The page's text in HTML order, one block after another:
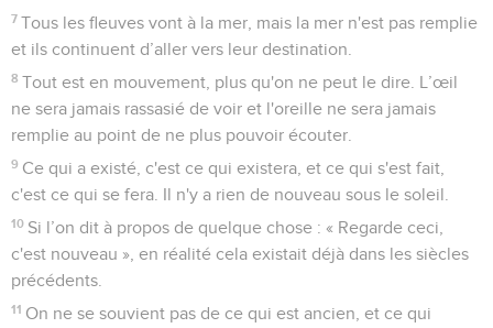
7 Tous les fleuves vont à la mer, mais la mer n'est pas remplie
et ils continuent d’aller vers leur destination.
8 Tout est en mouvement, plus qu'on ne peut le dire. L’œil
ne sera jamais rassasié de voir et l'oreille ne sera jamais
remplie au point de ne plus pouvoir écouter.
9 Ce qui a existé, c'est ce qui existera, et ce qui s'est fait,
c'est ce qui se fera. Il n'y a rien de nouveau sous le soleil.
10 Si l’on dit à propos de quelque chose : « Regarde ceci,
c'est nouveau », en réalité cela existait déjà dans les siècles
précédents.
11 On ne se souvient pas de ce qui est ancien, et ce qui